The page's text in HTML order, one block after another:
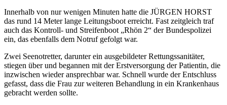
Innerhalb von nur wenigen Minuten hatte die JÜRGEN HORST
das rund 14 Meter lange Leitungsboot erreicht. Fast zeitgleich traf
auch das Kontroll- und Streifenboot „Rhön 2“ der Bundespolizei
ein, das ebenfalls dem Notruf gefolgt war.
Zwei Seenotretter, darunter ein ausgebildeter Rettungssanitäter,
stiegen über und begannen mit der Erstversorgung der Patientin, die
inzwischen wieder ansprechbar war. Schnell wurde der Entschluss
gefasst, dass die Frau zur weiteren Behandlung in ein Krankenhaus
gebracht werden sollte.